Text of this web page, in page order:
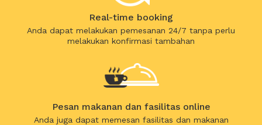
Real-time booking
Anda dapat melakukan pemesanan 24/7 tanpa perlu
melakukan konfirmasi tambahan
Pesan makanan dan fasilitas online
Anda juga dapat memesan fasilitas dan makanan